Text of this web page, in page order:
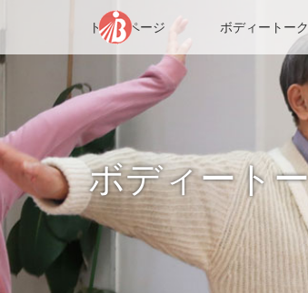
トップページ ボディートー
ボディート